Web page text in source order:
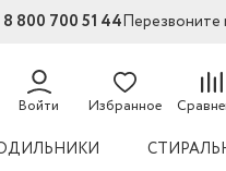
8 800 700 51 44Перезвоните
Войти Избранное